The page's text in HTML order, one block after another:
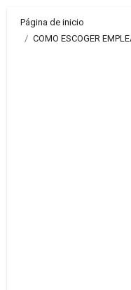
Página de inicio
COMO ESCOGER